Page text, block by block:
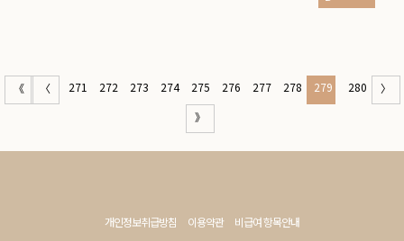
《 〈 271 272 273 274 275 276 277 278 279 280
〉
》
개인정보취급방침 이용약관 비급여 항목안내